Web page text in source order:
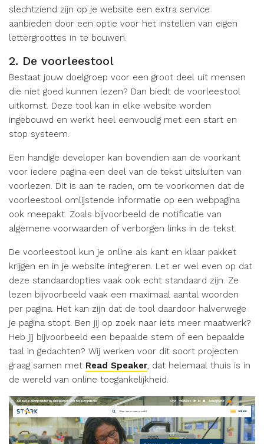
slechtziend zijn op je website een extra service
aanbieden door een optie voor het instellen van eigen
lettergroottes in te bouwen.
2. De voorleestool
Bestaat jouw doelgroep voor een groot deel uit mensen
die niet goed kunnen lezen? Dan biedt de voorleestool
uitkomst. Deze tool kan in elke website worden
ingebouwd en werkt heel eenvoudig met een start en
stop systeem.
Een handige developer kan bovendien aan de voorkant
voor iedere pagina een deel van de tekst uitsluiten van
voorlezen. Dit is aan te raden, om te voorkomen dat de
voorleestool omlijstende informatie op een webpagina
ook meepakt. Zoals bijvoorbeeld de notificatie van
algemene voorwaarden of verborgen links in de tekst.
De voorleestool kun je online als kant en klaar pakket
krijgen en in je website integreren. Let er wel even op dat
deze standaardopties vaak ook echt standaard zijn. Ze
lezen bijvoorbeeld vaak een maximaal aantal woorden
per pagina. Het kan zijn dat de tool daardoor halverwege
je pagina stopt. Ben jij op zoek naar iets meer maatwerk?
Heb jij bijvoorbeeld een bepaalde stem of een bepaalde
taal in gedachten? Wij werken voor dit soort projecten
graag samen met Read Speaker, dat helemaal thuis is in
de wereld van online toegankelijkheid.